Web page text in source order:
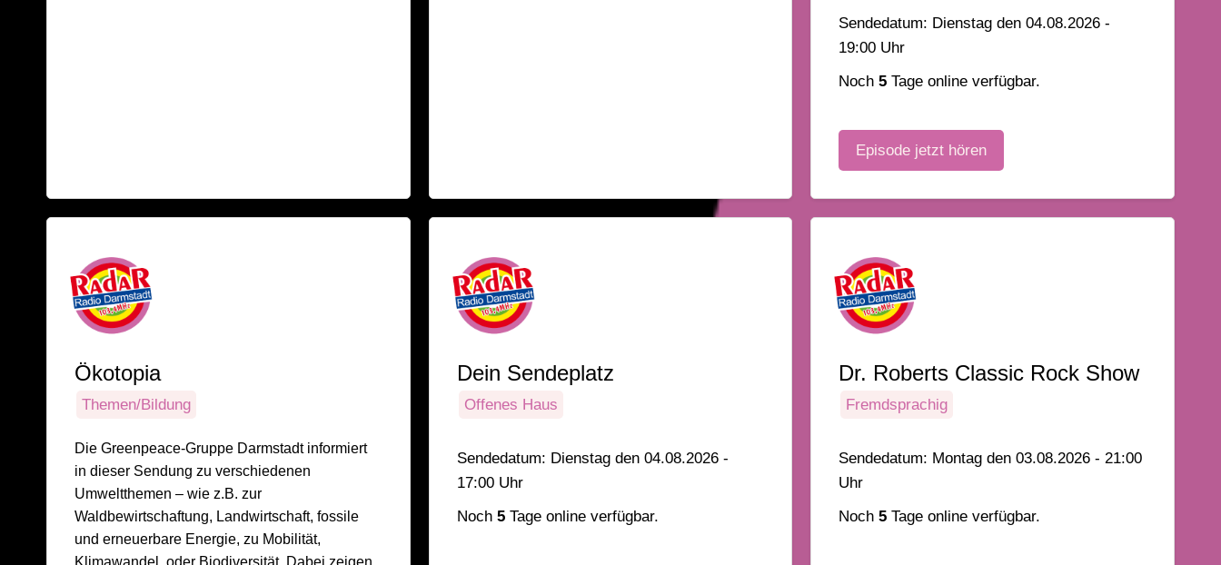
Sendedatum: Dienstag den 04.08.2026 -
19:00 Uhr
Noch5 Tage online verfügbar.
Episode jetzt hören
Ökotopia
Themen/Bildung
Die Greenpeace-Gruppe Darmstadt informiert
in dieser Sendung zu verschiedenen
Umweltthemen – wie z.B. zur
Waldbewirtschaftung, Landwirtschaft, fossile
und erneuerbare Energie, zu Mobilität,
Klimawandel, oder Biodiversität. Dabei zeigen
Dein Sendeplatz
Offenes Haus
Sendedatum: Dienstag den 04.08.2026 -
17:00 Uhr
Noch 5Tage online verfügbar.
Dr. Roberts Classic Rock Show
Fremdsprachig
Sendedatum: Montag den 03.08.2026 - 21:00
Uhr
Noch5 Tage online verfügbar.